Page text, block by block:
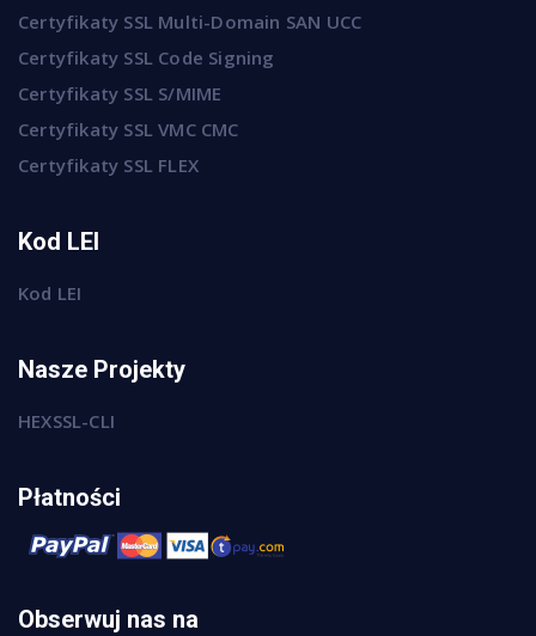
Certyfikaty SSL Multi-Domain SAN UCC
Certyfikaty SSL Code Signing
Certyfikaty SSL S/MIME
Certyfikaty SSL VMC CMC
Certyfikaty SSL FLEX
Kod LEI
Kod LEI
Nasze Projekty
HEXSSL-CLI
Płatności
Obserwuj nas na